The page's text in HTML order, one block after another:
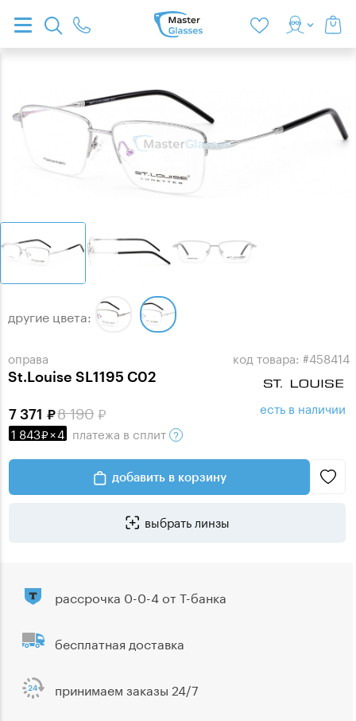
оправа
St.Louise SL1195 C02
код товара: #458414
другие цвета:
8 190
7 371
1 843 ×4 платежа в сплит
есть в наличии
добавить в корзину
выбрать линзы
рассрочка 0-0-4 от Т-банка
бесплатная доставка
принимаем заказы 24/7